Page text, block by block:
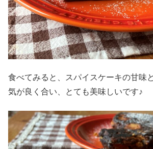
食べてみると、スパイスケーキの甘味
気が良く合い、とても美味しいです♪